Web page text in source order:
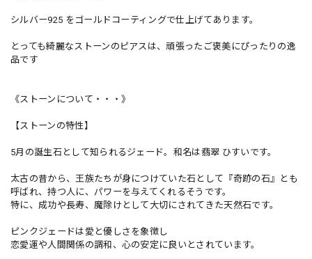
シルバー925 をゴールドコーティングで仕上げてあります。
とっても綺麗なストーンのピアスは、頑張ったご褒美にぴったりの逸
品です
《ストーンについて・・・》
【ストーンの特性】
5月の誕生石として知られるジェード。和名は翡翠 ひすいです。
太古の昔から、王族たちが身につけていた石として『奇跡の石』とも
呼ばれ、持つ人に、パワーを与えてくれるそうです。
特に、成功や長寿、魔除けとして大切にされてきた天然石です。
ピンクジェードは愛と優しさを象徴し
恋愛運や人間関係の調和、心の安定に良いとされています。